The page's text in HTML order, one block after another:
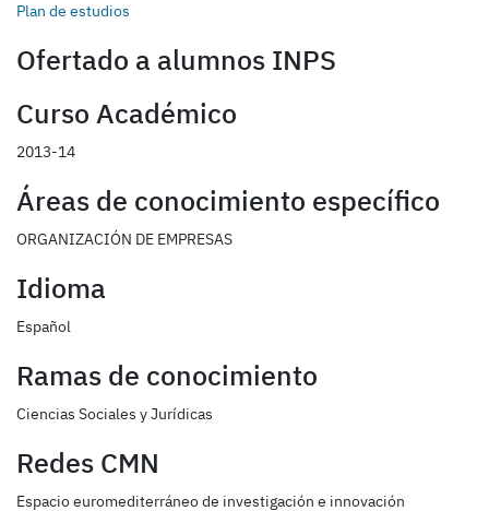
Plan de estudios
Ofertado a alumnos INPS
Curso Académico
2013-14
Áreas de conocimiento específico
ORGANIZACIÓN DE EMPRESAS
Idioma
Español
Ramas de conocimiento
Ciencias Sociales y Jurídicas
Redes CMN
Espacio euromediterráneo de investigación e innovación